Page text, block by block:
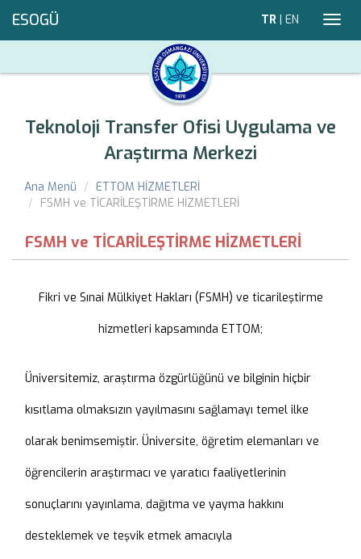
ESOGÜ TR | EN
Teknoloji Transfer Ofisi Uygulama ve
Araştırma Merkezi
Ana Menü
ETTOM HİZMETLERİ
FSMH ve TİCARİLEŞTİRME HİZMETLERİ
FSMH ve TİCARİLEŞTİRME HİZMETLERİ
Fikri ve Sınai Mülkiyet Hakları (FSMH) ve ticarileştirme
hizmetleri kapsamında ETTOM;
Üniversitemiz, araştırma özgürlüğünü ve bilginin hiçbir
kısıtlama olmaksızın yayılmasını sağlamayı temel ilke
olarak benimsemiştir. Üniversite, öğretim elemanları ve
öğrencilerin araştırmacı ve yaratıcı faaliyetlerinin
sonuçlarını yayınlama, dağıtma ve yayma hakkını
desteklemek ve teşvik etmek amacıyla